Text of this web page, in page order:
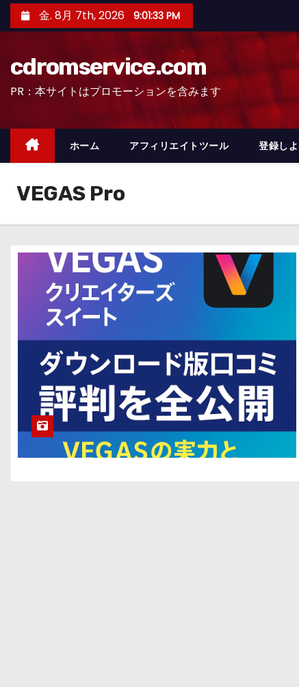
ン
ッ
金. 8月 7th, 2026 9:01:34 PM
cdromservice.com
PR：本サイトはプロモーションを含みます
ホーム アフィリエイトツール 登録しよ
VEGAS Pro